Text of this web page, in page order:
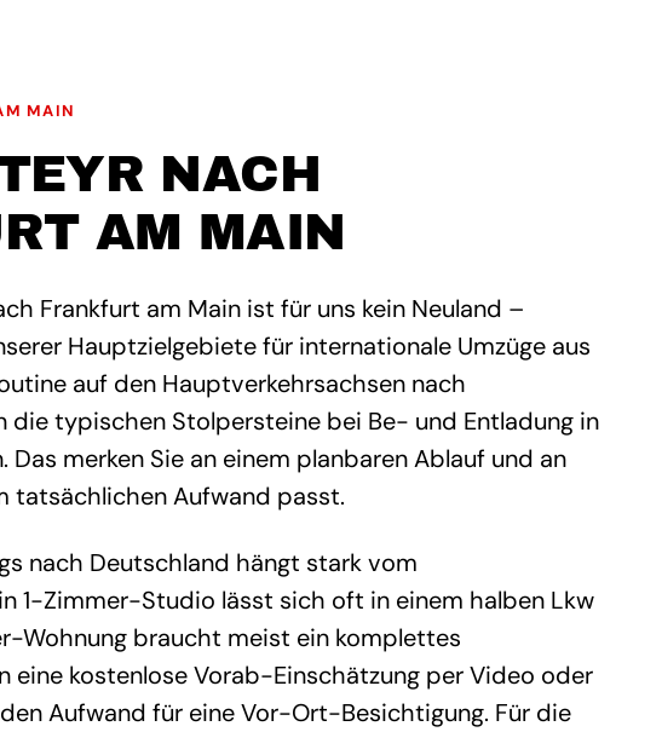
MAIN
NACH
AM MAIN
Frankfurt am Main ist für uns kein Neuland –
Hauptzielgebiete für internationale Umzüge aus
auf den Hauptverkehrsachsen nach
die typischen Stolpersteine bei Be- und Entladung in
merken Sie an einem planbaren Ablauf und an
tatsächlichen Aufwand passt.
nach Deutschland hängt stark vom
1-Zimmer-Studio lässt sich oft in einem halben Lkw
Wohnung braucht meist ein komplettes
eine kostenlose Vorab-Einschätzung per Video oder
Aufwand für eine Vor-Ort-Besichtigung. Für die